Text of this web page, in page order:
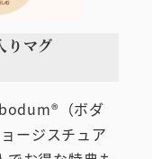
りマグ
（ボダ
ージスチュア